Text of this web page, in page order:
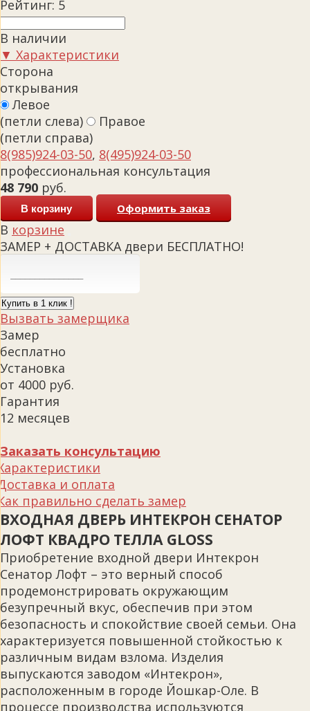
Рейтинг: 5
В наличии
▼ Характеристики
Сторона
открывания
Левое
(петли слева)
Правое
(петли справа)
8(985)924-03-50, 8(495)924-03-50
профессиональная консультация
48 790 руб.
В корзину Оформить заказ
В корзине
ЗАМЕР + ДОСТАВКА двери БЕСПЛАТНО!
Купить в 1 клик !
Вызвать замерщика
Замер
бесплатно
Установка
от 4000 руб.
Гарантия
12 месяцев
Заказать консультацию
и оплата
правильно сделать замер
ВХОДНАЯ ДВЕРЬ ИНТЕКРОН СЕНАТОР
ЛОФТ КВАДРО ТЕЛЛА GLOSS
Приобретение входной двери Интекрон
Сенатор Лофт – это верный способ
продемонстрировать окружающим
безупречный вкус, обеспечив при этом
безопасность и спокойствие своей семьи. Она
характеризуется повышенной стойкостью к
различным видам взлома. Изделия
выпускаются заводом «Интекрон»,
расположенным в городе Йошкар-Оле. В
процессе производства используются